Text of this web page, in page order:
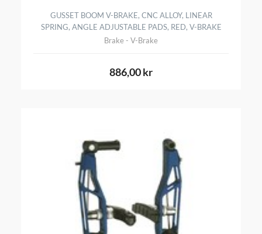
GUSSET BOOM V-BRAKE, CNC ALLOY, LINEAR
SPRING, ANGLE ADJUSTABLE PADS, RED, V-BRAKE
Brake - V-Brake
886,00 kr